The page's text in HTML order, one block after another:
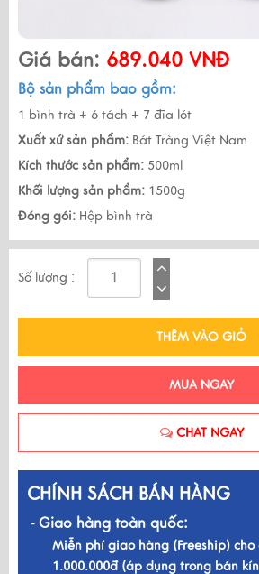
Giá bán: 689.040 VNĐ
Bộ sản phẩm bao gồm:
1 bình trà + 6 tách + 7 đĩa lót
Xuất xứ sản phẩm: Bát Tràng Việt Nam
Kích thước sản phẩm: 500ml
Khối lượng sản phẩm: 1500g
Đóng gói: Hộp bình trà
Số lượng :
THÊM VÀO GIỎ
MUA NGAY
CHAT NGAY
CHÍNH SÁCH BÁN HÀNG
- Giao hàng toàn quốc:
Miễn phí giao hàng (Freeship)
1.000.000đ (áp dụng trong bán